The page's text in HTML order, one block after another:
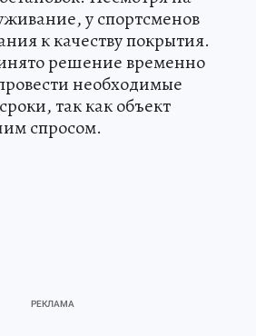
у спортсменов
к качеству покрытия.
решение временно
необходимые
так как объект
спросом.